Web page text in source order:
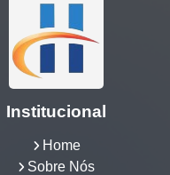
Institucional
Home
Sobre Nós